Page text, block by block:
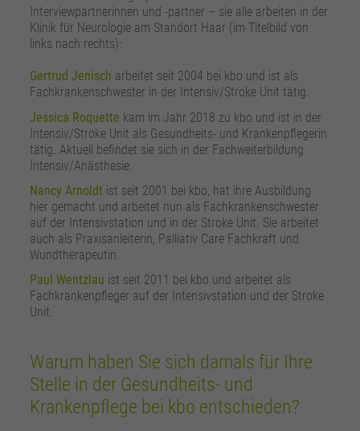
Interviewpartnerinnen und -partner – sie alle arbeiten in der
Klinik für Neurologie am Standort Haar (im Titelbild von
links nach rechts):
Gertrud Jenisch arbeitet seit 2004 bei kbo und ist als
Fachkrankenschwester in der Intensiv/Stroke Unit tätig.
Jessica Roquette kam im Jahr 2018 zu kbo und ist in der
Intensiv/Stroke Unit als Gesundheits- und Krankenpflegerin
tätig. Aktuell befindet sie sich in der Fachweiterbildung
Intensiv/Anästhesie.
Nancy Arnoldt ist seit 2001 bei kbo, hat ihre Ausbildung
hier gemacht und arbeitet nun als Fachkrankenschwester
auf der Intensivstation und in der Stroke Unit. Sie arbeitet
auch als Praxisanleiterin, Palliativ Care Fachkraft und
Wundtherapeutin.
Paul Wentzlau ist seit 2011 bei kbo und arbeitet als
Fachkrankenpfleger auf der Intensivstation und der Stroke
Unit.
Warum haben Sie sich damals für Ihre
Stelle in der Gesundheits- und
Krankenpflege bei kbo entschieden?